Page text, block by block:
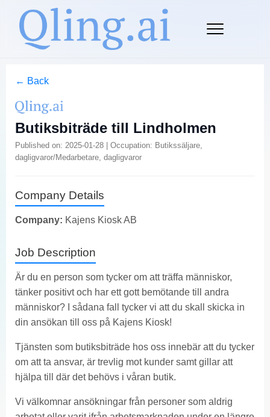
← Back
Butiksbiträde till Lindholmen
Published on: 2025-01-28 | Occupation: Butikssäljare,
dagligvaror/Medarbetare, dagligvaror
Company Details
Company: Kajens Kiosk AB
Job Description
Är du en person som tycker om att träffa människor,
tänker positivt och har ett gott bemötande till andra
människor? I sådana fall tycker vi att du skall skicka in
din ansökan till oss på Kajens Kiosk!
Tjänsten som butiksbiträde hos oss innebär att du tycker
om att ta ansvar, är trevlig mot kunder samt gillar att
hjälpa till där det behövs i våran butik.
Vi välkomnar ansökningar från personer som aldrig